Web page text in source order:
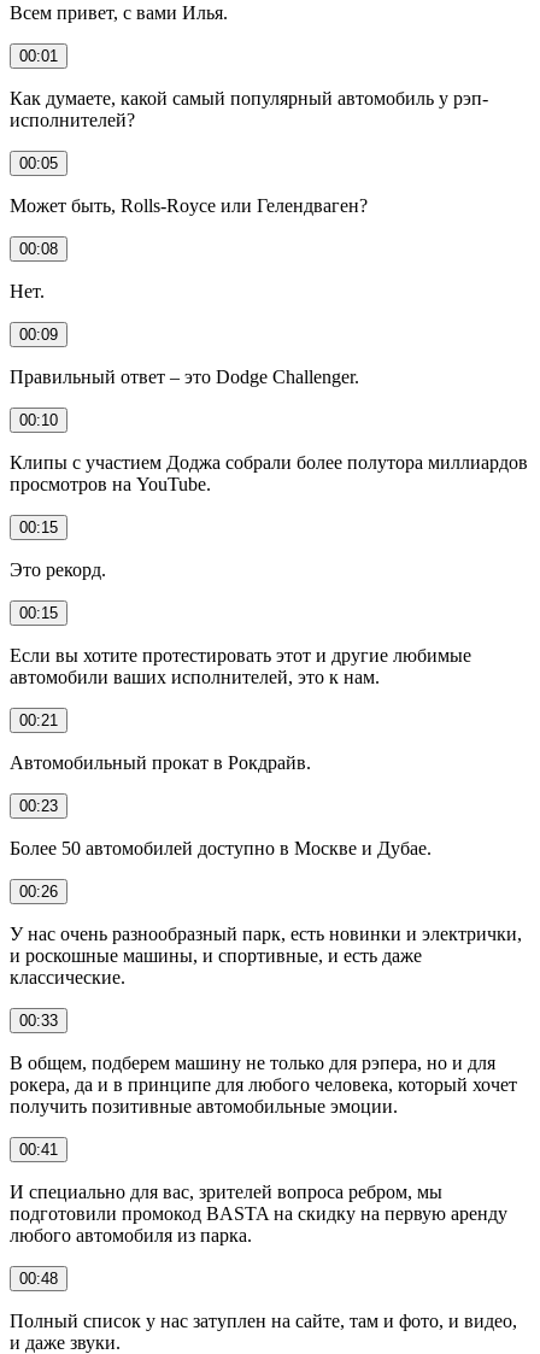
Всем привет, с вами Илья.
00:01
Как думаете, какой самый популярный автомобиль у рэп-
исполнителей?
00:05
Может быть, Rolls-Royce или Гелендваген?
00:08
Нет.
00:09
Правильный ответ – это Dodge Challenger.
00:10
Клипы с участием Доджа собрали более полутора миллиардов
просмотров на YouTube.
00:15
Это рекорд.
00:15
Если вы хотите протестировать этот и другие любимые
автомобили ваших исполнителей, это к нам.
00:21
Автомобильный прокат в Рокдрайв.
00:23
Более 50 автомобилей доступно в Москве и Дубае.
00:26
У нас очень разнообразный парк, есть новинки и электрички,
и роскошные машины, и спортивные, и есть даже
классические.
00:33
В общем, подберем машину не только для рэпера, но и для
рокера, да и в принципе для любого человека, который хочет
получить позитивные автомобильные эмоции.
00:41
И специально для вас, зрителей вопроса ребром, мы
подготовили промокод BASTA на скидку на первую аренду
любого автомобиля из парка.
00:48
Полный список у нас затуплен на сайте, там и фото, и видео,
и даже звуки.